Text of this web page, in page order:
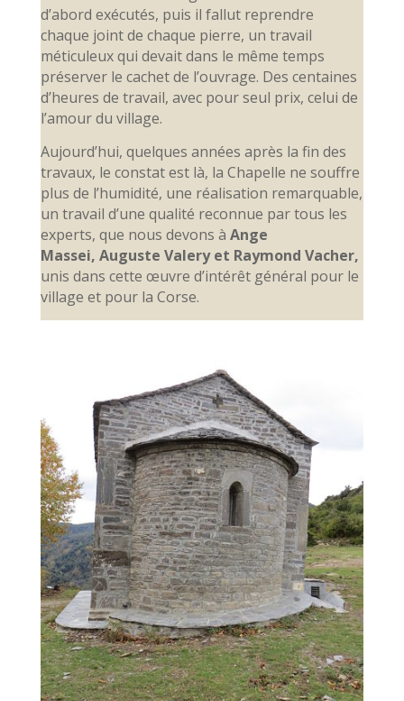
d’abord exécutés, puis il fallut reprendre
chaque joint de chaque pierre, un travail
méticuleux qui devait dans le même temps
préserver le cachet de l’ouvrage. Des centaines
d’heures de travail, avec pour seul prix, celui de
l’amour du village.
Aujourd’hui, quelques années après la fin des
travaux, le constat est là, la Chapelle ne souffre
plus de l’humidité, une réalisation remarquable,
un travail d’une qualité reconnue par tous les
experts, que nous devons à Ange
Massei, Auguste Valery et Raymond Vacher,
unis dans cette œuvre d’intérêt général pour le
village et pour la Corse.